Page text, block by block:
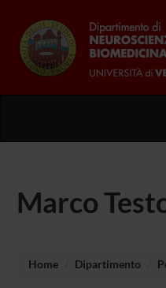
Marco
Home Dipartimento